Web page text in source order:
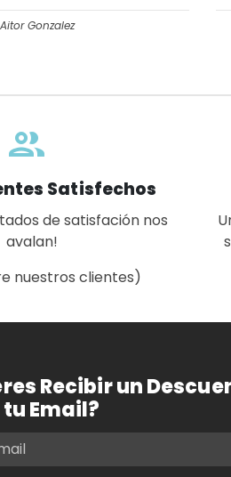
Aitor Gonzalez
group 2
Satisfechos
de satisfación nos
avalan!
nuestros clientes)
Recibir un
Email?